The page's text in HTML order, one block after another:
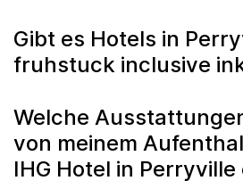
Gibt es Hotels in
fruhstuck inclusive
Welche
von meinem
IHG Hotel in